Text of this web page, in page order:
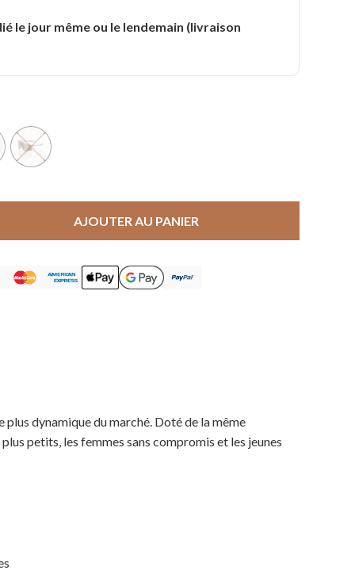
le jour même ou le lendemain (livraison
AJOUTER AU PANIER
dynamique du marché. Doté de la même
petits, les femmes sans compromis et les jeunes